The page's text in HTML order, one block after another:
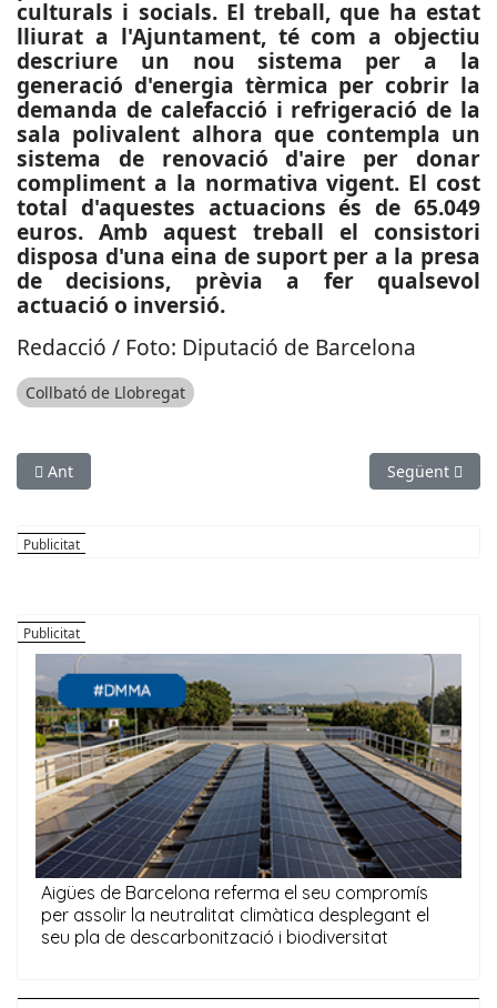
culturals i socials. El treball, que ha estat
lliurat a l'Ajuntament, té com a objectiu
descriure un nou sistema per a la
generació d'energia tèrmica per cobrir la
demanda de calefacció i refrigeració de la
sala polivalent alhora que contempla un
sistema de renovació d'aire per donar
compliment a la normativa vigent. El cost
total d'aquestes actuacions és de 65.049
euros. Amb aquest treball el consistori
disposa d'una eina de suport per a la presa
de decisions, prèvia a fer qualsevol
actuació o inversió.
Redacció / Foto: Diputació de Barcelona
Collbató de Llobregat
Article anterior: SUCCESSOS: Troben el cos sense vida d’un
Ant Article
Següent